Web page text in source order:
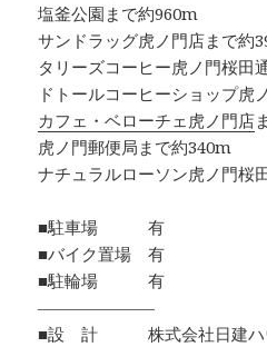
塩釜公園まで約960m
サンドラッグ虎ノ門店まで約
タリーズコーヒー虎ノ門桜田
ドトールコーヒーショップ虎
カフェ・ベローチェ虎ノ門店
虎ノ門郵便局まで約340m
ナチュラルローソン虎ノ門桜
■駐車場 有
■バイク置場 有
■駐輪場 有
―――――――
■設 計 株式会社日建ハウ